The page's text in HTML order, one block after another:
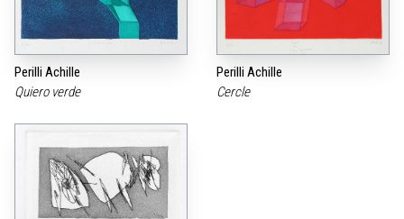
Perilli Achille
Quiero verde
Perilli Achille
Cercle